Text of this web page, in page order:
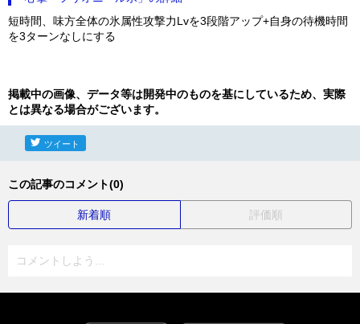
短時間、味方全体の氷属性攻撃力Lvを3段階アップ+自身の待機時間
を3ターンなしにする
掲載中の画像、データ等は開発中のものを基にしているため、実際
とは異なる場合がございます。
ツイート
この記事のコメント(0)
新着順 評価順
コメントしよう...